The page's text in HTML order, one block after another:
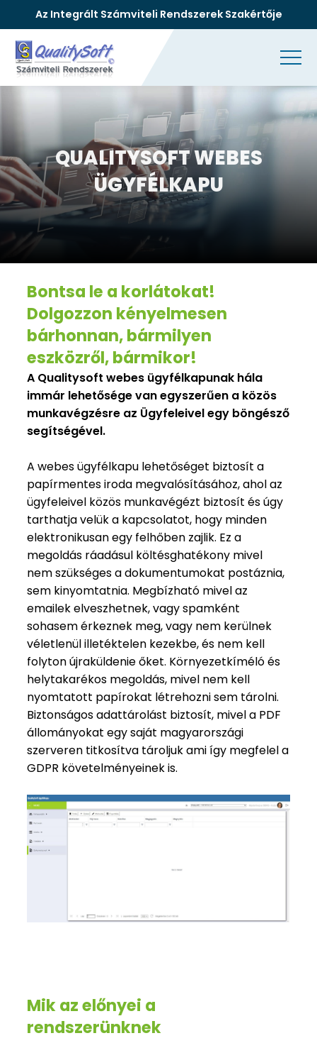
Az Integrált Számviteli Rendszerek Szakértője
QUALITYSOFT WEBES
ÜGYFÉLKAPU
Bontsa le a korlátokat!
Dolgozzon kényelmesen
bárhonnan, bármilyen
eszközről, bármikor!
A Qualitysoft webes ügyfélkapunak hála
immár lehetősége van egyszerűen a közös
munkavégzésre az Ügyfeleivel egy böngésző
segítségével.
A webes ügyfélkapu lehetőséget biztosít a
papírmentes iroda megvalósításához, ahol az
ügyfeleivel közös munkavégézt biztosít és úgy
tarthatja velük a kapcsolatot, hogy minden
elektronikusan egy felhőben zajlik. Ez a
megoldás ráadásul költésghatékony mivel
nem szükséges a dokumentumokat postáznia,
sem kinyomtatnia. Megbízható mivel az
emailek elveszhetnek, vagy spamként
sohasem érkeznek meg, vagy nem kerülnek
véletlenül illetéktelen kezekbe, és nem kell
folyton újraküldenie őket. Környezetkíméló és
helytakarékos megoldás, mivel nem kell
nyomtatott papírokat létrehozni sem tárolni.
Biztonságos adattárolást biztosít, mivel a PDF
állományokat egy saját magyarországi
szerveren titkosítva tároljuk ami így megfelel a
GDPR követelményeinek is.
Mik az előnyei a
rendszerünknek